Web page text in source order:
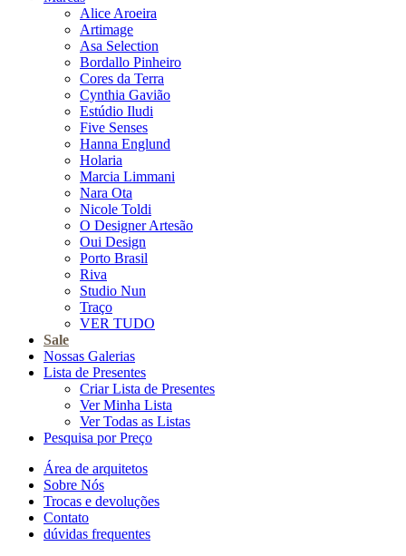
Alice Aroeira
Artimage
Asa Selection
Bordallo Pinheiro
Cores da Terra
Cynthia Gavião
Estúdio Iludi
Five Senses
Hanna Englund
Holaria
Marcia Limmani
Nara Ota
Nicole Toldi
O Designer Artesão
Oui Design
Porto Brasil
Riva
Studio Nun
Traço
VER TUDO
Sale
Nossas Galerias
Lista de Presentes
Criar Lista de Presentes
Ver Minha Lista
Ver Todas as Listas
Pesquisa por Preço
Área de arquitetos
Sobre Nós
Trocas e devoluções
Contato
dúvidas frequentes